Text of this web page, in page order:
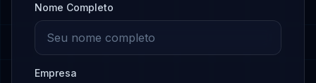
Nome Completo
Empresa